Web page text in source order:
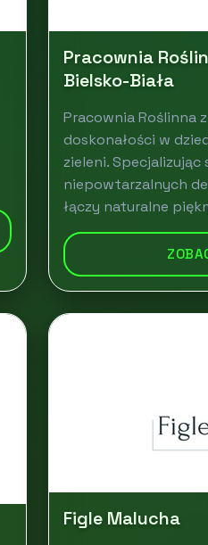
Pracownia
Bielsko-Biała
Pracownia Roślinna
doskonałości w
zieleni.
niepowtarzalnych
łączy naturalne
Figle Malucha